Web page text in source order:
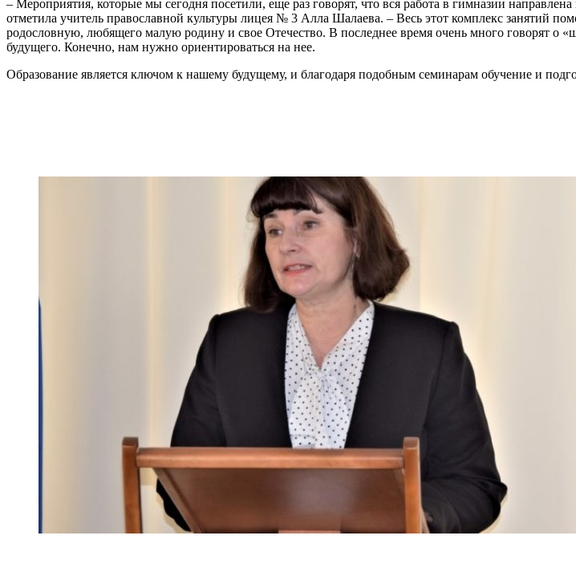
– Мероприятия, которые мы сегодня посетили, еще раз говорят, что вся работа в гимназии
отметила учитель православной культуры лицея № 3 Алла Шалаева. – Весь этот комплекс занятий
родословную, любящего малую родину и свое Отечество. В последнее время очень много говорят
будущего. Конечно, нам нужно ориентироваться на нее.
Образование является ключом к нашему будущему, и благодаря подобным семинарам обучение и